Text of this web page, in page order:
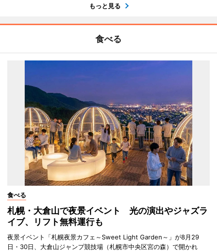
もっと見る
食べる
食べる
札幌・大倉山で夜景イベント 光の演出やジャズラ
イブ、リフト無料運行も
夜景イベント「札幌夜景カフェ～Sweet Light Garden～」が8月29
日・30日、大倉山ジャンプ競技場（札幌市中央区宮の森）で開かれ